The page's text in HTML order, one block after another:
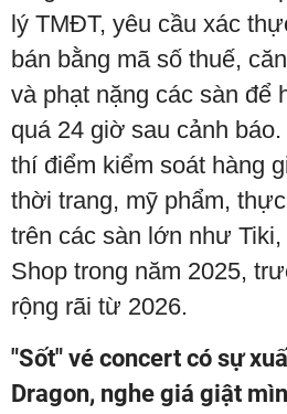
lý TMĐT, yêu cầu xác
bán bằng mã số thuế,
và phạt nặng các sàn để
quá 24 giờ sau cảnh
thí điểm kiểm soát hàng
thời trang, mỹ phẩm,
trên các sàn lớn như Tiki,
Shop trong năm 2025,
rộng rãi từ 2026.
"Sốt" vé concert có sự
Dragon, nghe giá giật